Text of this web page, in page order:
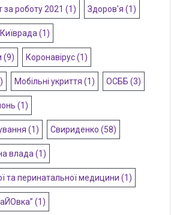
за роботу 2021 (1) Здоров'я (1)
Київрада (1)
(9) Коронавірус(1)
Мобільні укриття (1) ОСББ (3)
(1)
(1) Свириденко (58)
влада (1)
та перинатальної медицини (1)
(1)